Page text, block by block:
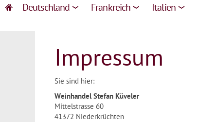
Deutschland Frankreich Italien
Impressum
Sie sind hier:
Weinhandel Stefan Küveler
Mittelstrasse 60
41372 Niederkrüchten